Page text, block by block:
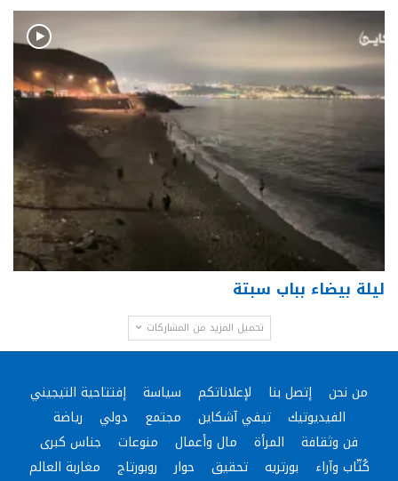
ليلة بيضاء بباب سبتة
تحميل المزيد من المشاركات
من نحن إتصل بنا لإعلاناتكم سياسة
إفتتاحية التيجيني
الفيديوتيك
تيفي آشكاين مجتمع دولي
رياضة
فن وثقافة
المرأة مال وأعمال منوعات
جناس كبرى
كُتّاب وآراء
بورتريه تحقيق حوار روبورتاج مغاربة العالم